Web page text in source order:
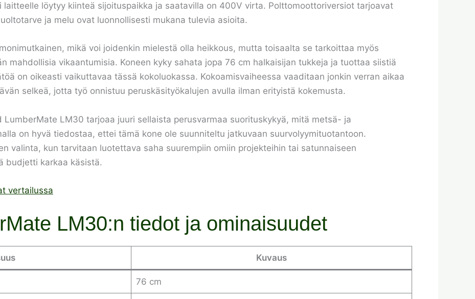
laitteelle löytyy kiinteä sijoituspaikka ja saatavilla on 400V virta. Polttomoottoriversiot tarjoavat
ja melu ovat luonnollisesti mukana tulevia asioita.
mikä voi joidenkin mielestä olla heikkous, mutta toisaalta se tarkoittaa myös
mahdollisia vikaantumisia. Koneen kyky sahata jopa 76 cm halkaisijan tukkeja ja tuottaa siistiä
on oikeasti vaikuttavaa tässä kokoluokassa. Kokoamisvaiheessa vaaditaan jonkin verran aikaa
selkeä, jotta työ onnistuu peruskäsityökalujen avulla ilman erityistä kokemusta.
LM30 tarjoaa juuri sellaista perusvarmaa suorituskykyä, mitä metsä- ja
on hyvä tiedostaa, ettei tämä kone ole suunniteltu jatkuvaan suurvolyymituotantoon.
valinta, kun tarvitaan luotettava saha suurempiin omiin projekteihin tai satunnaiseen
budjetti karkaa käsistä.
vertailussa
LM30:n tiedot ja ominaisuudet
Kuvaus
76 cm